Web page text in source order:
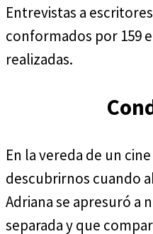
Entrevistas a
conformados por 159
realizadas.
En la vereda de un
descubrirnos cuando
Adriana se apresuró a
separada y que